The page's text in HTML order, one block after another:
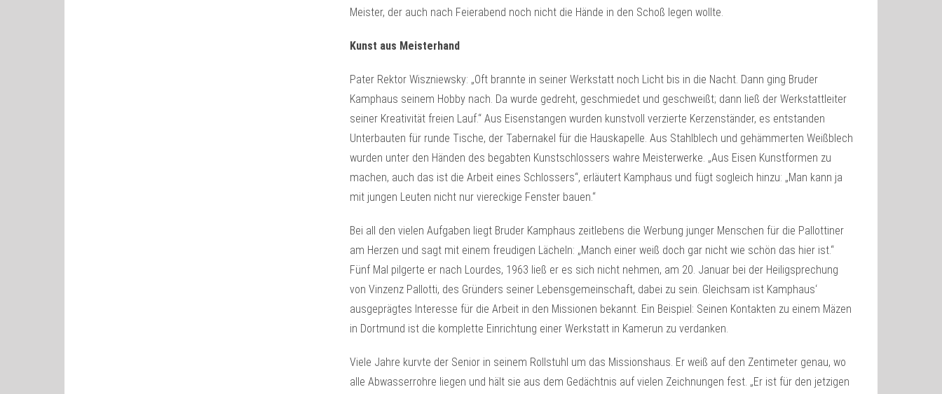
Meister, der auch nach Feierabend noch nicht die Hände in den Schoß legen wollte.
Kunst aus Meisterhand
Pater Rektor Wiszniewsky: „Oft brannte in seiner Werkstatt noch Licht bis in die Nacht. Dann ging Bruder
Kamphaus seinem Hobby nach. Da wurde gedreht, geschmiedet und geschweißt; dann ließ der Werkstattleiter
seiner Kreativität freien Lauf.“ Aus Eisenstangen wurden kunstvoll verzierte Kerzenständer, es entstanden
Unterbauten für runde Tische, der Tabernakel für die Hauskapelle. Aus Stahlblech und gehämmerten Weißblech
wurden unter den Händen des begabten Kunstschlossers wahre Meisterwerke. „Aus Eisen Kunstformen zu
machen, auch das ist die Arbeit eines Schlossers“, erläutert Kamphaus und fügt sogleich hinzu: „Man kann ja
mit jungen Leuten nicht nur viereckige Fenster bauen.“
Bei all den vielen Aufgaben liegt Bruder Kamphaus zeitlebens die Werbung junger Menschen für die Pallottiner
am Herzen und sagt mit einem freudigen Lächeln: „Manch einer weiß doch gar nicht wie schön das hier ist.“
Fünf Mal pilgerte er nach Lourdes, 1963 ließ er es sich nicht nehmen, am 20. Januar bei der Heiligsprechung
von Vinzenz Pallotti, des Gründers seiner Lebensgemeinschaft, dabei zu sein. Gleichsam ist Kamphaus‘
ausgeprägtes Interesse für die Arbeit in den Missionen bekannt. Ein Beispiel: Seinen Kontakten zu einem Mäzen
in Dortmund ist die komplette Einrichtung einer Werkstatt in Kamerun zu verdanken.
Viele Jahre kurvte der Senior in seinem Rollstuhl um das Missionshaus. Er weiß auf den Zentimeter genau, wo
alle Abwasserrohre liegen und hält sie aus dem Gedächtnis auf vielen Zeichnungen fest. „Er ist für den jetzigen